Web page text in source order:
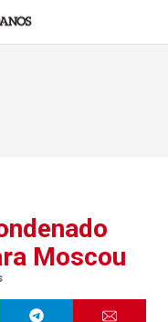
Moscou